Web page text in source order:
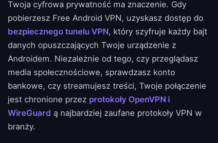
Twoja cyfrowa prywatność ma znaczenie. Gdy
pobierzesz Free Android VPN, uzyskasz dostęp do
bezpiecznego tunelu VPN, który szyfruje każdy bajt
danych opuszczających Twoje urządzenie z
Androidem. Niezależnie od tego, czy przeglądasz
media społecznościowe, sprawdzasz konto
bankowe, czy streamujesz treści, Twoje połączenie
jest chronione przez protokoły OpenVPN i
WireGuard ą najbardziej zaufane protokoły VPN w
branży.